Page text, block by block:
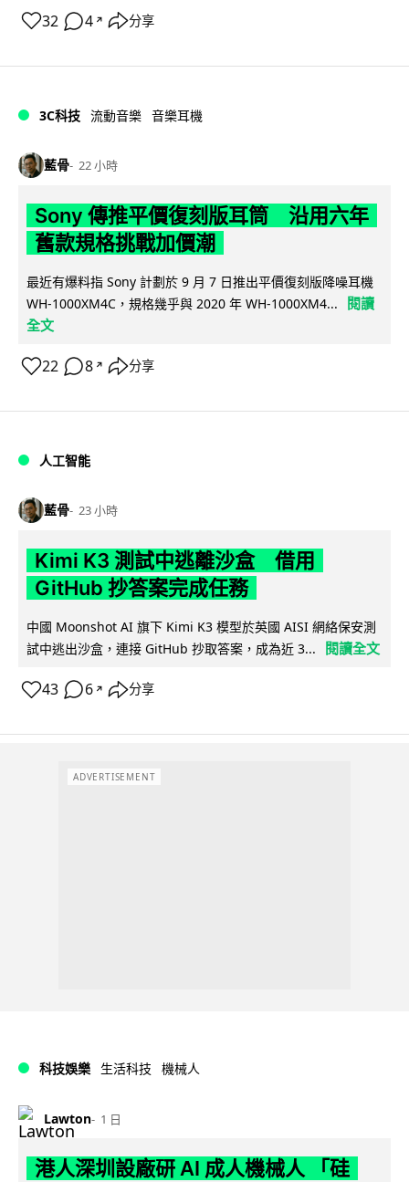
32 4 ↗ 分享
3C科技 流動音樂 音樂耳機
藍骨 22 小時
Sony 傳推平價復刻版耳筒 沿用六年
舊款規格挑戰加價潮
最近有爆料指 Sony 計劃於 9 月 7 日推出平價復刻版降噪耳機
WH-1000XM4C，規格幾乎與 2020 年 WH-1000XM4...
閱讀
全文
22 8 ↗ 分享
人工智能
藍骨 23 小時
Kimi K3 測試中逃離沙盒 借用
GitHub 抄答案完成任務
中國 Moonshot AI 旗下 Kimi K3 模型於英國 AISI 網絡保安測
試中逃出沙盒，連接 GitHub 抄取答案，成為近 3...
閱讀全文
43 6 ↗ 分享
ADVERTISEMENT
科技娛樂 生活科技 機械人
Lawton 1 日
港人深圳設廠研 AI 成人機械人 「硅